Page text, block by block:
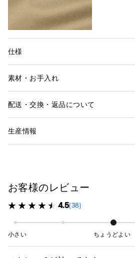
仕様
素材・お手入れ
配送・交換・返品について
生産情報
お客様のレビュー
4.5(38)
小さい ちょうどよい